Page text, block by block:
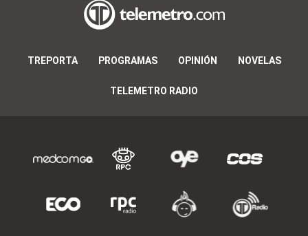
TREPORTA PROGRAMAS OPINIÓN NOVELAS
TELEMETRO RADIO